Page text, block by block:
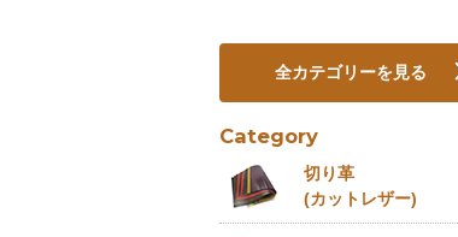
全カテゴリーを見る
Category
切り革
(カットレザー)